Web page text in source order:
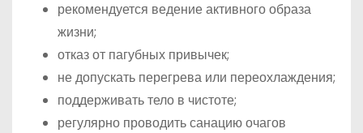
рекомендуется ведение активного образа
жизни;
отказ от пагубных привычек;
не допускать перегрева или переохлаждения;
поддерживать тело в чистоте;
регулярно проводить санацию очагов